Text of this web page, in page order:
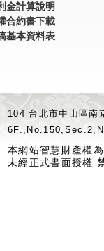
金計算說明
合約書下載
基本資料表
104 台北市中山區
本網站智慧財產權
未經正式書面授權